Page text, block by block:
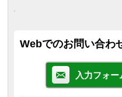
Webでのお問い合わ
入力フォ